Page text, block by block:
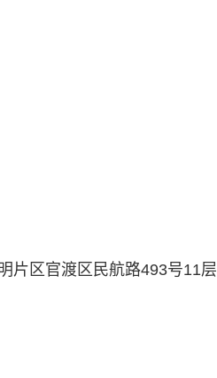
片区官渡区民航路493号11层